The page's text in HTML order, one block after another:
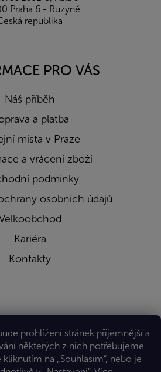
prohlížení stránek příjemnější a
některých z nich potřebujeme
na „Souhlasím“, nebo je
Praha 6 - Ruzyně
republika
PRO VÁS
Náš příběh
a platba
místa v Praze
a vrácení zboží
podmínky
osobních údajů
Kariéra
Kontakty